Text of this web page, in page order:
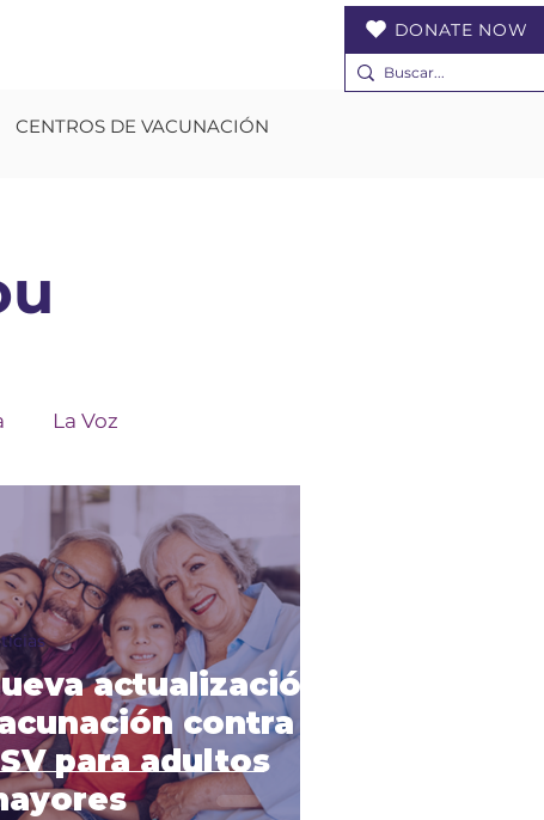
DONATE NOW
CENTROS DE VACUNACIÓN
La Voz
actualización:
contra
para adultos